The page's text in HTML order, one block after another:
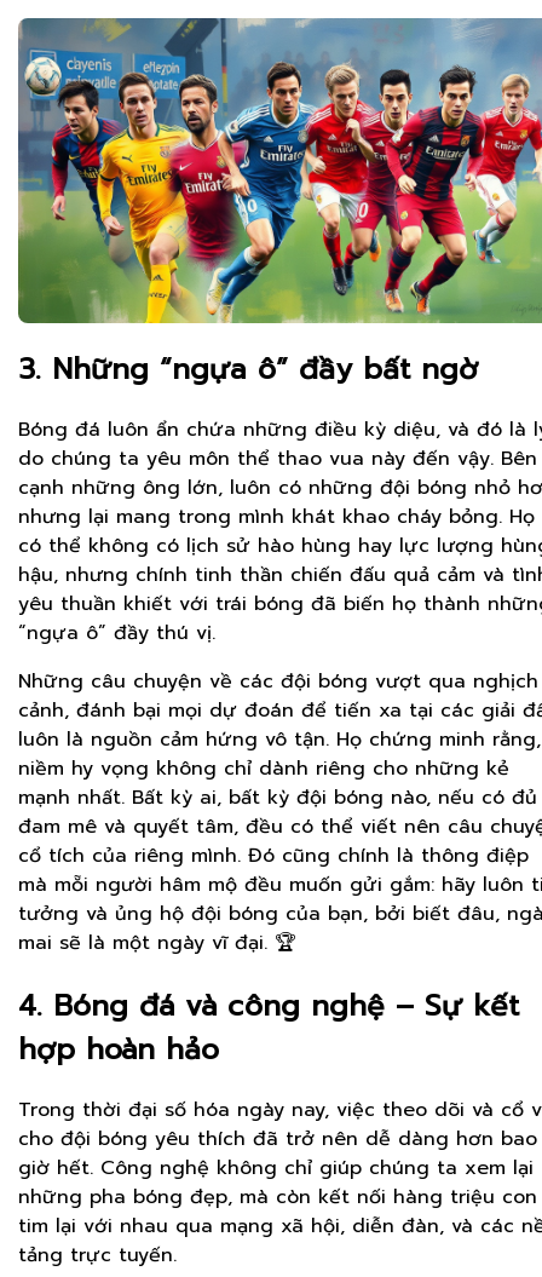
3. Những “ngựa ô” đầy bất ngờ
Bóng đá luôn ẩn chứa những điều kỳ diệu, và đó là
do chúng ta yêu môn thể thao vua này đến vậy. Bên
cạnh những ông lớn, luôn có những đội bóng nhỏ
nhưng lại mang trong mình khát khao cháy bỏng. Họ
có thể không có lịch sử hào hùng hay lực lượng
hậu, nhưng chính tinh thần chiến đấu quả cảm và
yêu thuần khiết với trái bóng đã biến họ thành
“ngựa ô” đầy thú vị.
Những câu chuyện về các đội bóng vượt qua nghịch
cảnh, đánh bại mọi dự đoán để tiến xa tại các giải
luôn là nguồn cảm hứng vô tận. Họ chứng minh rằng,
niềm hy vọng không chỉ dành riêng cho những kẻ
mạnh nhất. Bất kỳ ai, bất kỳ đội bóng nào, nếu có đủ
đam mê và quyết tâm, đều có thể viết nên câu
cổ tích của riêng mình. Đó cũng chính là thông điệp
mà mỗi người hâm mộ đều muốn gửi gắm: hãy luôn
tưởng và ủng hộ đội bóng của bạn, bởi biết đâu,
mai sẽ là một ngày vĩ đại. 🏆
4. Bóng đá và công nghệ – Sự kết
hợp hoàn hảo
Trong thời đại số hóa ngày nay, việc theo dõi và cổ
cho đội bóng yêu thích đã trở nên dễ dàng hơn bao
giờ hết. Công nghệ không chỉ giúp chúng ta xem lại
những pha bóng đẹp, mà còn kết nối hàng triệu con
tim lại với nhau qua mạng xã hội, diễn đàn, và các
tảng trực tuyến.